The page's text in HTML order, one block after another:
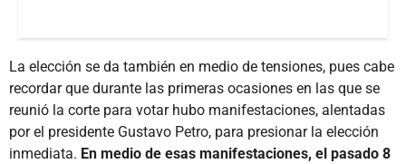
La elección se da también en medio de tensiones, pues cabe
recordar que durante las primeras ocasiones en las que se
reunió la corte para votar hubo manifestaciones, alentadas
por el presidente Gustavo Petro, para presionar la elección
inmediata. En medio de esas manifestaciones, el pasado 8